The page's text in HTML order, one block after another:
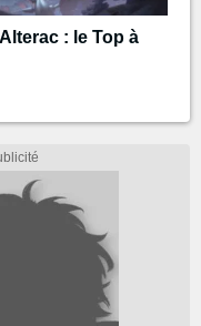
: le Top à